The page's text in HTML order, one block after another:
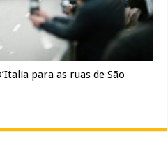
para as ruas de São